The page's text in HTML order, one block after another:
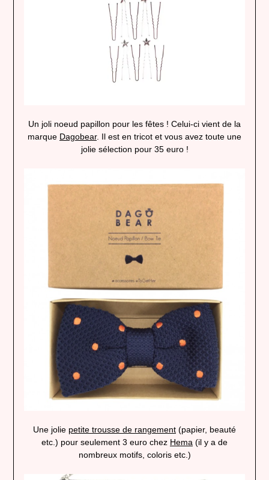
Un joli noeud papillon pour les fêtes ! Celui-ci vient de la
marque Dagobear. Il est en tricot et vous avez toute une
jolie sélection pour 35 euro !
Une jolie petite trousse de rangement (papier, beauté
etc.) pour seulement 3 euro chez Hema (il y a de
nombreux motifs, coloris etc.)